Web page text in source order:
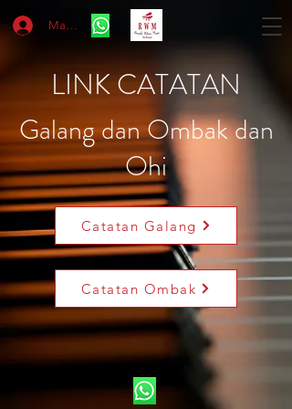
Masuk
LINK CATATAN
Galang dan Ombak dan
Ohi
Catatan Galang
Catatan Ombak